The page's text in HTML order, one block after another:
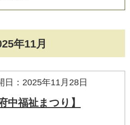
年11月
日：2025年11月28日
中福祉まつり】